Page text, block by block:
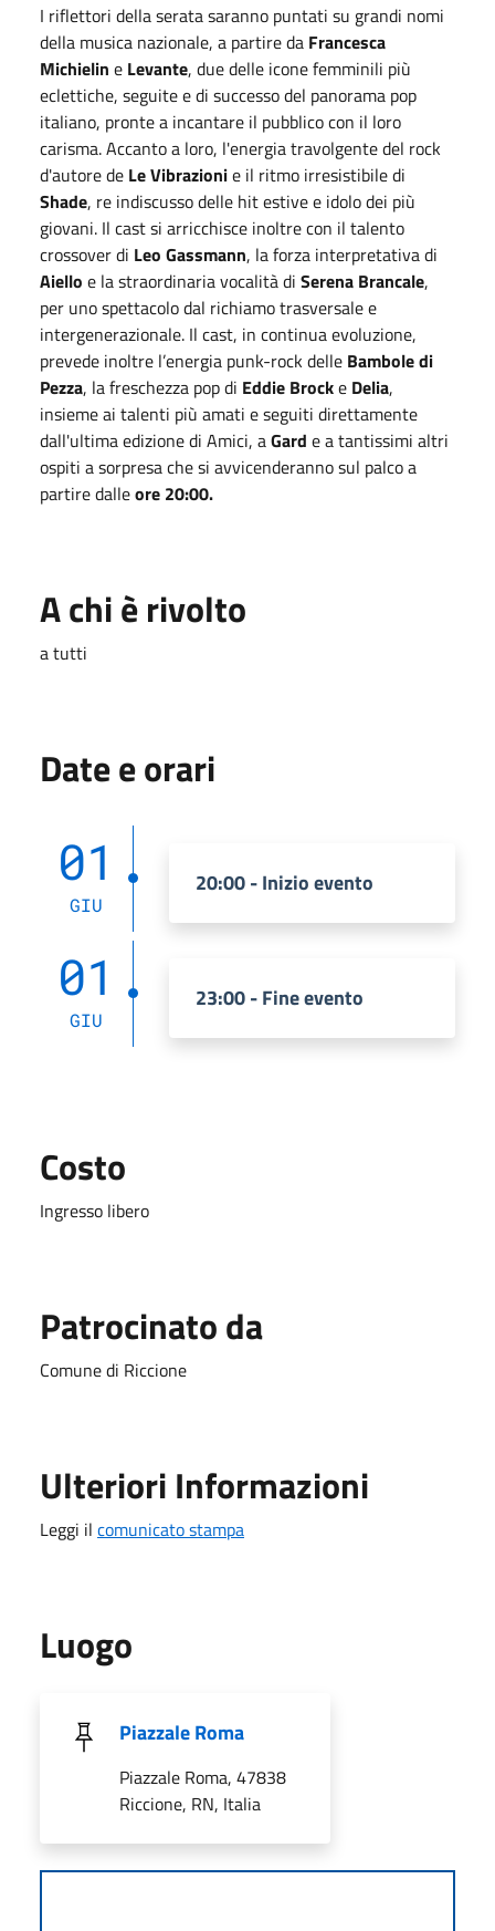
I riflettori della serata saranno puntati su grandi nomi
della musica nazionale, a partire da Francesca
Michielin e Levante, due delle icone femminili più
eclettiche, seguite e di successo del panorama pop
italiano, pronte a incantare il pubblico con il loro
carisma. Accanto a loro, l'energia travolgente del rock
d'autore de Le Vibrazionie il ritmo irresistibile di
Shade, re indiscusso delle hit estive e idolo dei più
giovani. Il cast si arricchisce inoltre con il talento
crossover di Leo Gassmann, la forza interpretativa di
Aiello e la straordinaria vocalità di Serena Brancale,
per uno spettacolo dal richiamo trasversale e
intergenerazionale. Il cast, in continua evoluzione,
prevede inoltre l’energia punk-rock delle Bambole di
Pezza, la freschezza pop di Eddie Brocke Delia,
insieme ai talenti più amati e seguiti direttamente
dall'ultima edizione di Amici, aGard e a tantissimi altri
ospiti a sorpresa che si avvicenderanno sul palco a
partire dalleore 20:00.
A chi è rivolto
a tutti
Date e orari
01
GIU
20:00 - Inizio evento
01
GIU
23:00 - Fine evento
Costo
Ingresso libero
Patrocinato da
Comune di Riccione
Ulteriori Informazioni
Leggi il comunicato stampa
Luogo
Piazzale Roma
Piazzale Roma, 47838
Riccione, RN, Italia